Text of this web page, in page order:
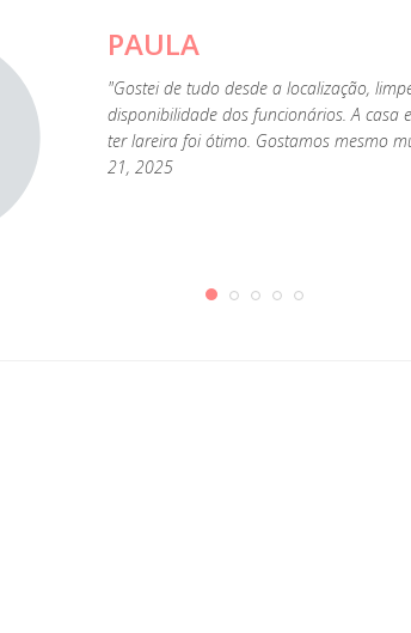
PAULA
"Gostei de tudo desde a localização,
disponibilidade dos funcionários. A casa
ter lareira foi ótimo. Gostamos mesmo
21, 2025